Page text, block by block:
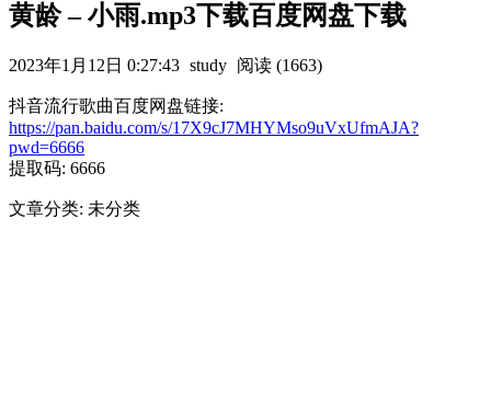
黄龄 – 小雨.mp3下载百度网盘下载
2023年1月12日 0:27:43 study 阅读 (1663)
抖音流行歌曲百度网盘链接:
https://pan.baidu.com/s/17X9cJ7MHYMso9uVxUfmAJA?
pwd=6666
提取码: 6666
文章分类: 未分类